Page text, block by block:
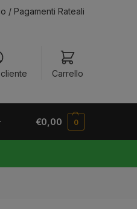
/ Pagamenti Rateali
Carrello
€0,00 0